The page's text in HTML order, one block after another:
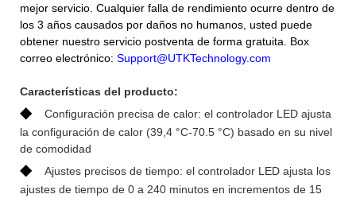
mejor servicio. Cualquier falla de rendimiento ocurre dentro de
los 3 años causados por daños no humanos, usted puede
obtener nuestro servicio postventa de forma gratuita. Box
correo electrónico: Support@UTKTechnology.com
Características del producto:
◆
Configuración precisa de calor: el controlador LED ajusta
la configuración de calor (39,4 °C-70.5 °C) basado en su nivel
de comodidad
◆
Ajustes precisos de tiempo: el controlador LED ajusta los
ajustes de tiempo de 0 a 240 minutos en incrementos de 15